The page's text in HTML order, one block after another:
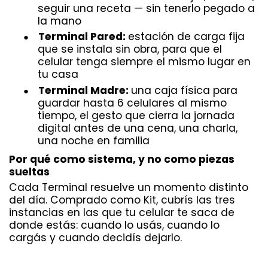
seguir una receta — sin tenerlo pegado a
la mano
● Terminal Pared: estación de carga fija
que se instala sin obra, para que el
celular tenga siempre el mismo lugar en
tu casa
● Terminal Madre: una caja física para
guardar hasta 6 celulares al mismo
tiempo, el gesto que cierra la jornada
digital antes de una cena, una charla,
una noche en familia
Por qué como sistema, y no como piezas
sueltas
Cada Terminal resuelve un momento distinto
del día. Comprado como Kit, cubrís las tres
instancias en las que tu celular te saca de
donde estás: cuando lo usás, cuando lo
cargás y cuando decidís dejarlo.